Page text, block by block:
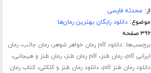
از: محدثه فارسی
موضوع:دانلود رایگان بهترین رمان‌ها
۳۹۶ صفحه
برچسب‌ها:دانلود pdf رمان خواهر شوهر ،رمان جالب،رمان
ایرانی pdf
،رمان طنز،pdf رمان طنز ،رمان طنز و هیجانی،
دانلود رمان طنز pdf ،دانلود رمان طنز و کلکلی،کتاب رمان